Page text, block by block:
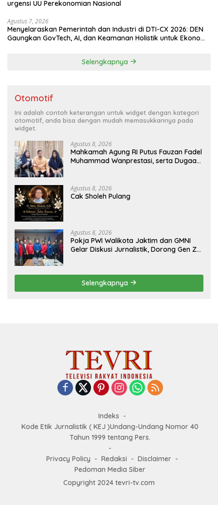
urgensi UU Perekonomian Nasional
Agustus 7, 2026
Menyelaraskan Pemerintah dan Industri di DTI-CX 2026: DEN
Gaungkan GovTech, AI, dan Keamanan Holistik untuk Ekonomi
Selengkapnya
Otomotif
Ini adalah contoh keterangan untuk widget dengan kategori
otomotif, anda bisa dengan mudah memasukkannya pada
widget.
Agustus 8, 2026
Mahkamah Agung RI Putus Fauzan Fadel
Muhammad Wanprestasi, serta Dugaan
Agustus 8, 2026
Cak Sholeh Pulang
Agustus 8, 2026
Pokja PWI Walikota Jaktim dan GMNI
Gelar Diskusi Jurnalistik, Dorong Gen Z
Selengkapnya
Indeks
Kode Etik Jurnalistik ( KEJ )Undang-Undang Nomor 40
Tahun 1999 tentang Pers.
Privacy Policy Redaksi
Disclaimer
Pedoman Media Siber
Copyright 2024 tevri-tv.com